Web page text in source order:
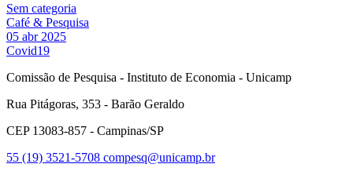
Sem categoria
Café & Pesquisa
05 abr 2025
Covid19
Comissão de Pesquisa - Instituto de Economia - Unicamp
Rua Pitágoras, 353 - Barão Geraldo
CEP 13083-857 - Campinas/SP
55 (19) 3521-5708 compesq@unicamp.br